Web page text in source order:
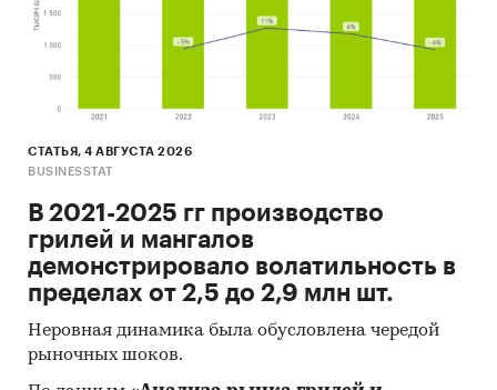
СТАТЬЯ, 4 АВГУСТА 2026
BUSINESSTAT
В 2021-2025 гг производство
грилей и мангалов
демонстрировало волатильность в
пределах от 2,5 до 2,9 млн шт.
Неровная динамика была обусловлена чередой
рыночных шоков.